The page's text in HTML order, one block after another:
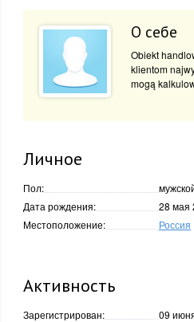
О себе
Obiekt
klientom
mogą
Личное
Пол:
Дата рождения:
28 мая
Местоположение:
Россия
Активность
Зарегистрирован:
09